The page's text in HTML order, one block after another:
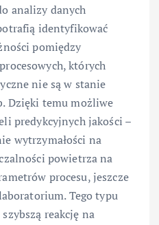
analizy danych
identyfikować
pomiędzy
których
nie są w stanie
Dzięki temu możliwe
predykcyjnych jakości –
wytrzymałości na
powietrza na
procesu, jeszcze
Tego typu
reakcję na